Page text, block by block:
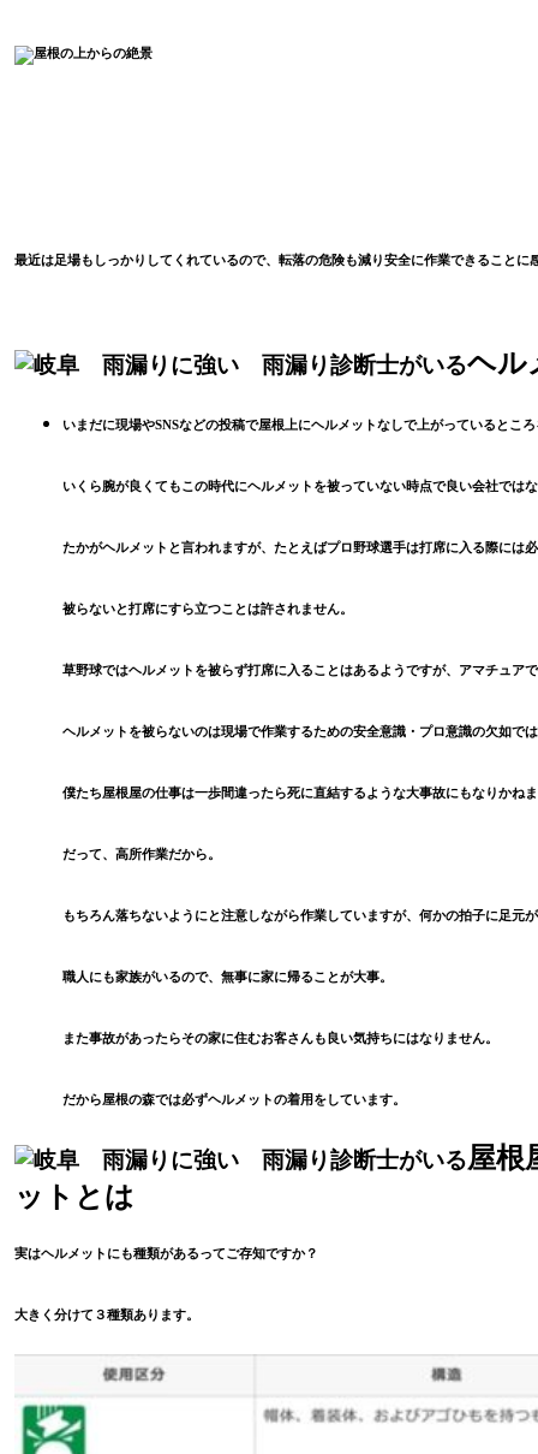
最近は足場もしっかりしてくれているので、転落の危険も減り安全に作業できることに
ヘル
いまだに現場やSNSなどの投稿で屋根上にヘルメットなしで上がっているとこ
いくら腕が良くてもこの時代にヘルメットを被っていない時点で良い会社では
たかがヘルメットと言われますが、たとえばプロ野球選手は打席に入る際には
被らないと打席にすら立つことは許されません。
草野球ではヘルメットを被らず打席に入ることはあるようですが、アマチュア
ヘルメットを被らないのは現場で作業するための安全意識・プロ意識の欠如で
僕たち屋根屋の仕事は一歩間違ったら死に直結するような大事故にもなりかね
だって、高所作業だから。
もちろん落ちないようにと注意しながら作業していますが、何かの拍子に足元
職人にも家族がいるので、無事に家に帰ることが大事。
また事故があったらその家に住むお客さんも良い気持ちにはなりません。
だから屋根の森では必ずヘルメットの着用をしています。
屋根
ットとは
実はヘルメットにも種類があるってご存知ですか？
大きく分けて３種類あります。